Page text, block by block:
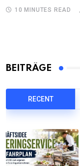
10 MINUTES READ
BEITRÄGE
RECENT